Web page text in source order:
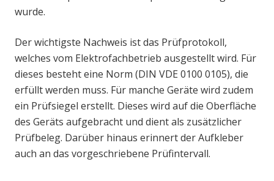
wurde.
Der wichtigste Nachweis ist das Prüfprotokoll,
welches vom Elektrofachbetrieb ausgestellt wird. Für
dieses besteht eine Norm (DIN VDE 0100 0105), die
erfüllt werden muss. Für manche Geräte wird zudem
ein Prüfsiegel erstellt. Dieses wird auf die Oberfläche
des Geräts aufgebracht und dient als zusätzlicher
Prüfbeleg. Darüber hinaus erinnert der Aufkleber
auch an das vorgeschriebene Prüfintervall.